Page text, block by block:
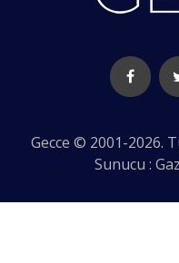
Gecce © 2001-2026.
Sunucu :